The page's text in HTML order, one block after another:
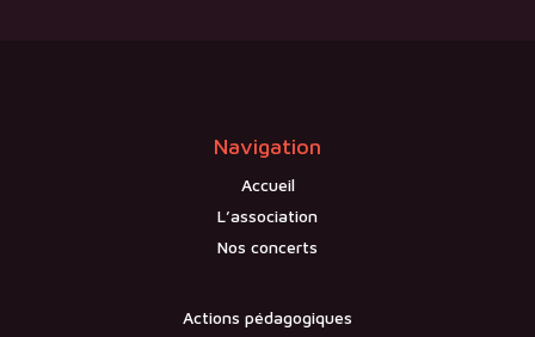
Navigation
Accueil
L’association
Nos concerts
Actions pédagogiques